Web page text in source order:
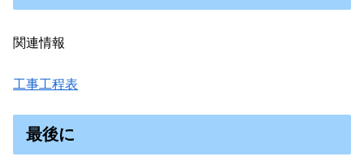
関連情報
工事工程表
最後に